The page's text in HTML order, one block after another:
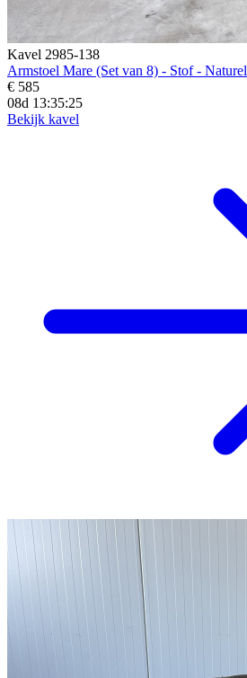
Kavel 2985-138
Armstoel Mare (Set van 8) - Stof - Naturel
€ 585
08d 13:35:23
Bekijk kavel